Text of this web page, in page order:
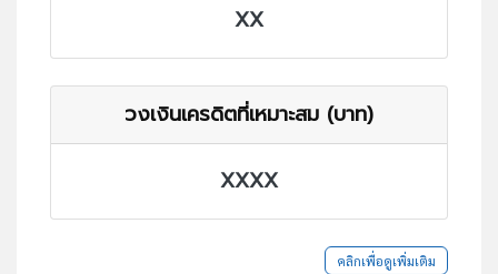
XX
วงเงินเครดิตที่เหมาะสม (บาท)
XXXX
คลิกเพื่อดูเพิ่มเติม